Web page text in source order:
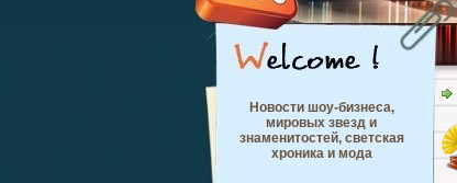
Новости шоу-бизнеса,
мировых звезд и
знаменитостей, светская
хроника и мода